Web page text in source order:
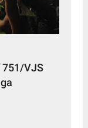
751/VJS